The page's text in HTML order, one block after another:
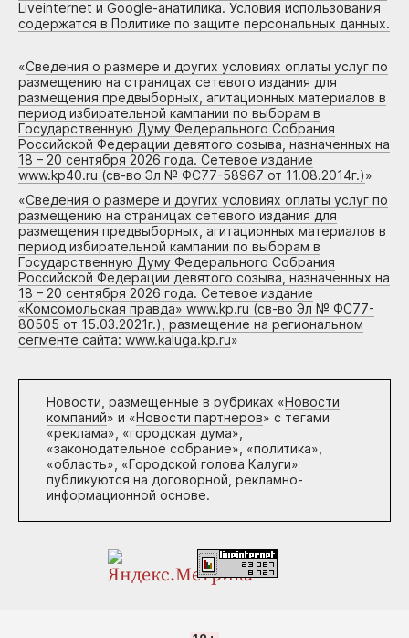
Liveinternet и Google-анатилика. Условия использования
содержатся в Политике по защите персональных данных.
«Сведения о размере и других условиях оплаты услуг по
размещению на страницах сетевого издания для
размещения предвыборных, агитационных материалов в
период избирательной кампании по выборам в
Государственную Думу Федерального Собрания
Российской Федерации девятого созыва, назначенных на
18 – 20 сентября 2026 года. Сетевое издание
www.kp40.ru (св-во Эл № ФС77-58967 от 11.08.2014г.)»
«Сведения о размере и других условиях оплаты услуг по
размещению на страницах сетевого издания для
размещения предвыборных, агитационных материалов в
период избирательной кампании по выборам в
Государственную Думу Федерального Собрания
Российской Федерации девятого созыва, назначенных на
18 – 20 сентября 2026 года. Сетевое издание
«Комсомольская правда» www.kp.ru (св-во Эл № ФС77-
80505 от 15.03.2021г.), размещение на региональном
сегменте сайта: www.kaluga.kp.ru»
Новости, размещенные в рубриках «Новости
компаний» и «Новости партнеров» с тегами
«реклама», «городская дума»,
«законодательное собрание», «политика»,
«область», «Городской голова Калуги»
публикуются на договорной, рекламно-
информационной основе.